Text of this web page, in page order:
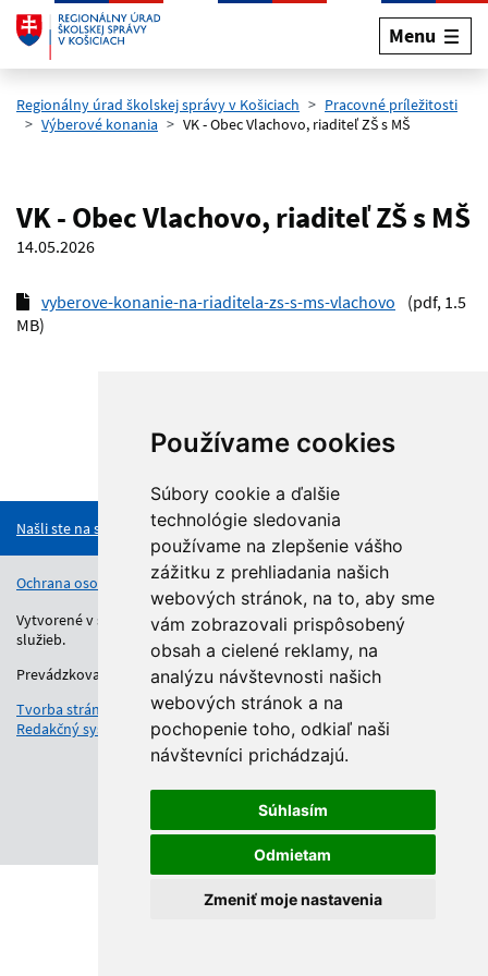
Používame cookies
Súbory cookie a ďalšie
technológie sledovania
používame na zlepšenie vášho
zážitku z prehliadania našich
webových stránok, na to, aby sme
vám zobrazovali prispôsobený
obsah a cielené reklamy, na
analýzu návštevnosti našich
webových stránok a na
pochopenie toho, odkiaľ naši
návštevníci prichádzajú.
Súhlasím
Odmietam
Zmeniť moje nastavenia
Preskočiť na hlavný obsah
Menu
Regionálny úrad školskej správy v Košiciach
Pracovné príležitosti
Výberové konania
VK - Obec Vlachovo, riaditeľ ZŠ s MŠ
VK - Obec Vlachovo, riaditeľ ZŠ s MŠ
14.05.2026
vyberove-konanie-na-riaditela-zs-s-ms-vlachovo
(pdf, 1.5
MB)
Našli ste na stránke chybu?
Ochrana osobných údajov Vyhlásenie o prístupnosti Kontakt
Vytvorené v súlade s Jednotným dizajn manuálom elektronických
služieb.
Prevádzkovateľom služby je Regionálny úrad školskej správy.
Tvorba stránok
: Aglo Solutions
Redakčný systém
: SysCom